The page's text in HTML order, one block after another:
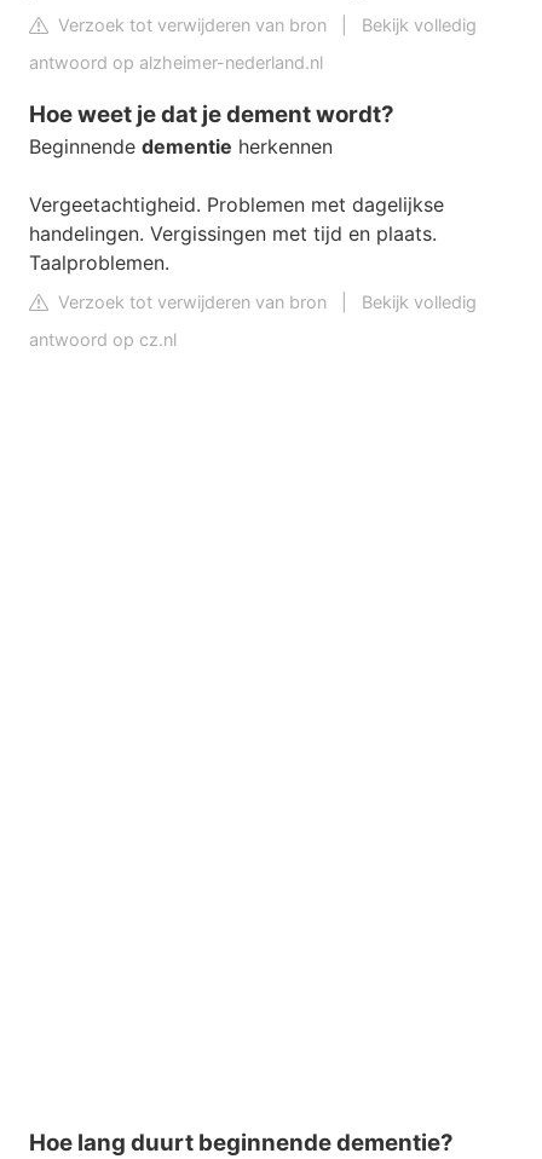
Verzoek tot verwijderen van bron
Bekijk volledig
antwoord op alzheimer-nederland.nl
Hoe weet je dat je dement wordt?
Beginnende dementie herkennen
Vergeetachtigheid. Problemen met dagelijkse
handelingen. Vergissingen met tijd en plaats.
Taalproblemen.
Verzoek tot verwijderen van bron
Bekijk volledig
antwoord op cz.nl
Hoe lang duurt beginnende dementie?